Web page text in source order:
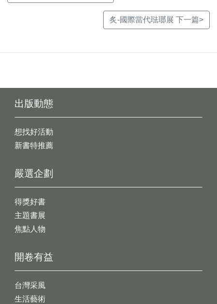
炙-國際當代琺瑯展 下一篇>
出版動態
想找好活動
新書特推薦
開卷有益
台灣采風
生活藝術
嚴選企劃
得獎好書
主題書展
焦點人物